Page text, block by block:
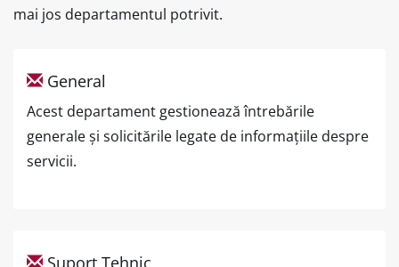
mai jos departamentul potrivit.
General
Acest departament gestionează întrebările
generale și solicitările legate de informațiile despre
servicii.
Suport Tehnic